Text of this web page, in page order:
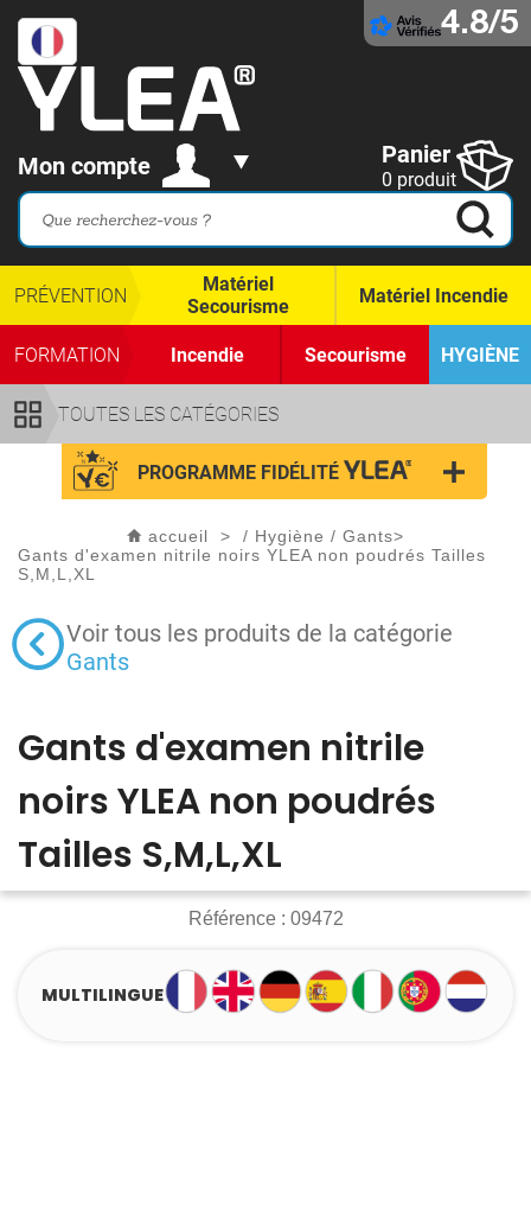
4.8/5
Mon compte Panier
0 produit
TOUTES LES CATÉGORIES
PRÉVENTION
Matériel
Secourisme
Matériel Incendie
FORMATION Incendie Secourisme HYGIÈNE
PROGRAMME FIDÉLITÉ
accueil > / Hygiène / Gants>
Gants d'examen nitrile noirs YLEA non poudrés Tailles
S,M,L,XL
Voir tous les produits de la catégorie
Gants
Gants d'examen nitrile
noirs YLEA non poudrés
Tailles S,M,L,XL
Référence : 09472
MULTILINGUE